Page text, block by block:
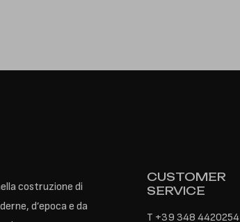
costruzione di
d’epoca e da
CUSTOMER
SERVICE
T +39 348 4420254